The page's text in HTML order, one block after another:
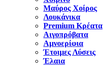
Μαύρος Χοίρος
Λουκάνικα
Premium Κρέατα
Αιγοπρόβατα
Αμνοερίφια
Έτοιμες Λύσεις
Έλαια